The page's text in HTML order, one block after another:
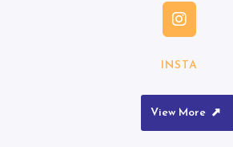
INSTA
View More